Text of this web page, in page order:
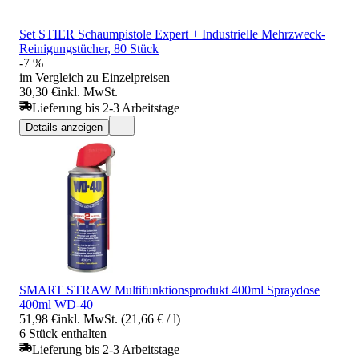
Set STIER Schaumpistole Expert + Industrielle Mehrzweck-
Reinigungstücher, 80 Stück
-7 %
im Vergleich zu Einzelpreisen
30,30 €inkl. MwSt.
Lieferung bis 2-3 Arbeitstage
Details anzeigen
SMART STRAW Multifunktionsprodukt 400ml Spraydose
400ml WD-40
51,98 €inkl. MwSt. (21,66 € / l)
6 Stück enthalten
Lieferung bis 2-3 Arbeitstage